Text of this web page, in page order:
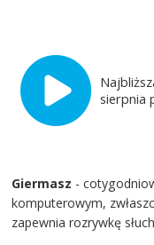
sierpnia
Giermasz -
komputerowym,
zapewnia rozrywkę